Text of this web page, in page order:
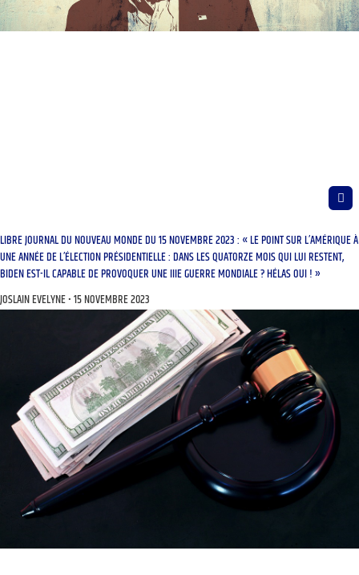
LIBRE JOURNAL DU NOUVEAU MONDE DU 15 NOVEMBRE 2023 : « LE POINT SUR L’AMÉRIQUE À
UNE ANNÉE DE L’ÉLECTION PRÉSIDENTIELLE : DANS LES QUATORZE MOIS QUI LUI RESTENT,
BIDEN EST-IL CAPABLE DE PROVOQUER UNE IIIE GUERRE MONDIALE ? HÉLAS OUI ! »
JOSLAIN EVELYNE 15 NOVEMBRE 2023